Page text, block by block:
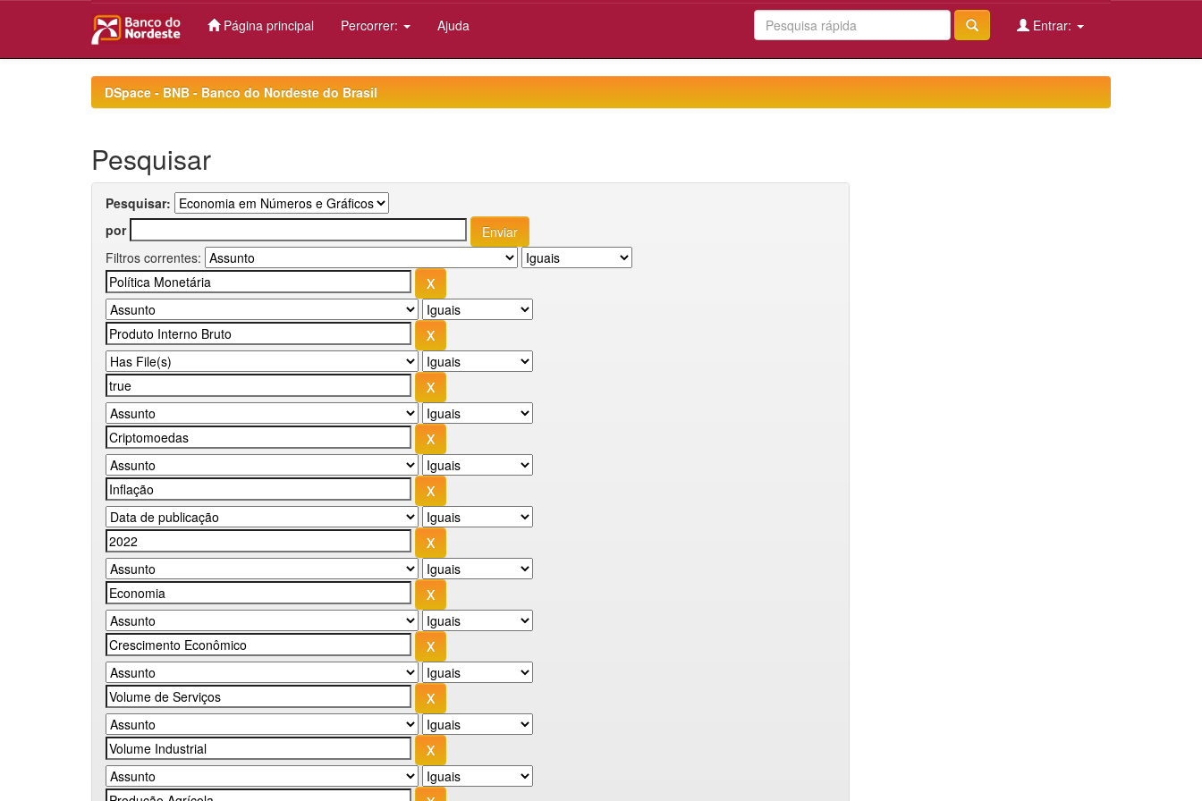
Página principal Percorrer: Ajuda Entrar:
DSpace - BNB - Banco do Nordeste do Brasil
Pesquisar
Pesquisar:
por
Filtros correntes: